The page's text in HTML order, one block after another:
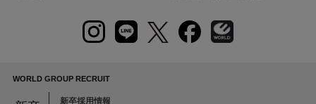
WORLD GROUP RECRUIT
新卒採用情報